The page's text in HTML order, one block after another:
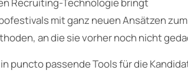
mit ganz neuen Ansätzen
an die sie vorher noch nicht
puncto passende Tools für die